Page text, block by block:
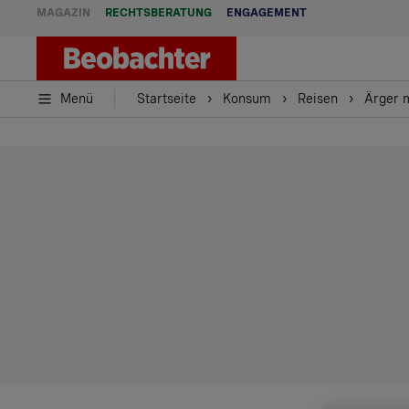
MAGAZIN RECHTSBERATUNG ENGAGEMENT
Menü Startseite Konsum Reisen Ärger